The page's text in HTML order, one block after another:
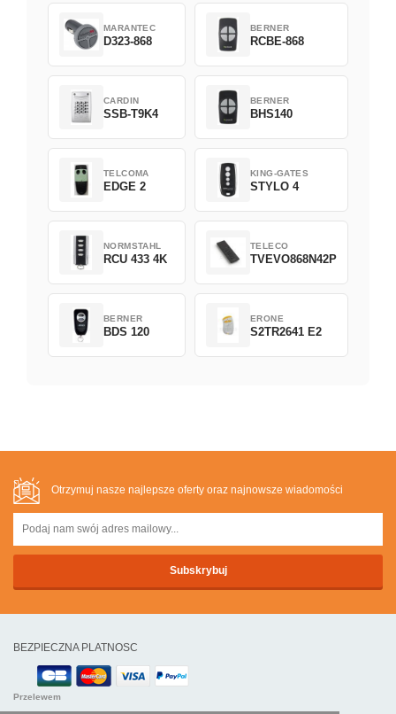
MARANTEC
D323-868
BERNER
RCBE-868
CARDIN
SSB-T9K4
BERNER
BHS140
TELCOMA
EDGE 2
KING-GATES
STYLO 4
NORMSTAHL
RCU 433 4K
TELECO
TVEVO868N42P
BERNER
BDS 120
ERONE
S2TR2641 E2
Otrzymuj nasze najlepsze oferty oraz najnowsze wiadomości
BEZPIECZNA PLATNOSC
Przelewem